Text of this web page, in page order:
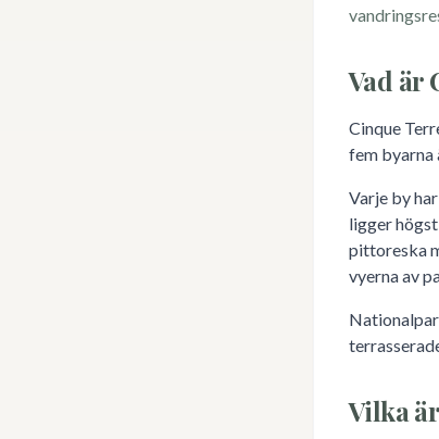
Vad är
Cinque
fem byarna
Varje by
ligger
pittoreska
vyerna av
Vilka